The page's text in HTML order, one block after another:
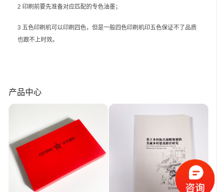
2 印刷前要先准备对应匹配的专色油墨；
3 五色印刷机可以印刷四色，但是一般四色印刷机印五色保证不了品质
也跟不上时效。
产品中心